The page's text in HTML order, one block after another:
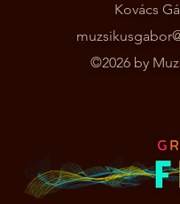
Kovács
©2026 by